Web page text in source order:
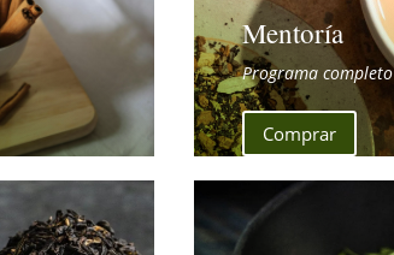
Mentoría
Programa completo
Comprar